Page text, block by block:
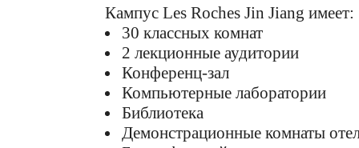
Кампус Les Roches Jin Jiang имеет:
30 классных комнат
2 лекционные аудитории
Конференц-зал
Компьютерные лаборатории
Библиотека
Демонстрационные комнаты